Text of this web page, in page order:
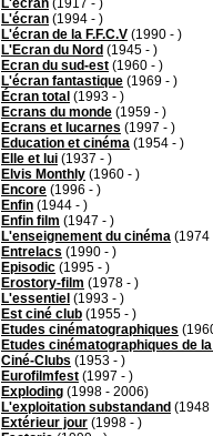
L'écran (1917 - )
L'écran (1994 - )
L'écran de la F.F.C.V (1990 - )
L'Ecran du Nord (1945 - )
Ecran du sud-est (1960 - )
L'écran fantastique (1969 - )
Écran total (1993 - )
Ecrans du monde (1959 - )
Ecrans et lucarnes (1997 - )
Education et cinéma (1954 - )
Elle et lui (1937 - )
Elvis Monthly (1960 - )
Encore (1996 - )
Enfin (1944 - )
Enfin film (1947 - )
L'enseignement du cinéma (1974
Entrelacs (1990 - )
Episodic (1995 - )
Erostory-film (1978 - )
L'essentiel (1993 - )
Est ciné club (1955 - )
Etudes cinématographiques
Etudes cinématographiques de
Ciné-Clubs (1953 - )
Eurofilmfest (1997 - )
Exploding (1998 - 2006)
L'exploitation substandand (1948
Extérieur jour (1998 - )